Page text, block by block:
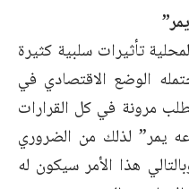
تأثيرات سلبية كثيرة
الوضع الاقتصادي في
مرونة في كل القرارات
يمر” لذلك من الضروري
هذا الأمر سيكون له